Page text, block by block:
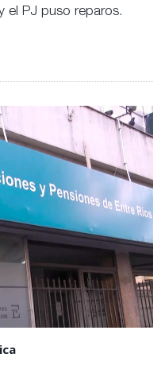
el PJ puso reparos.